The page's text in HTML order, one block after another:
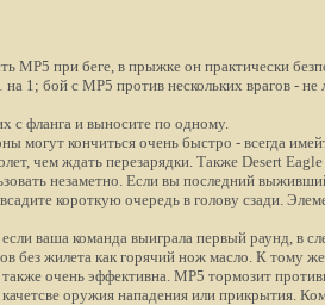
МР5 при беге, в прыжке он практически
на 1; бой с MP5 против нескольких врагов -
с фланга и выносите по одному.
могут кончиться очень быстро - всегда
чем ждать перезарядки. Также Desert
незаметно. Если вы последний
короткую очередь в голову сзади.
ваша команда выиграла первый раунд, в
без жилета как горячий нож масло. К тому
очень эффективна. MP5 тормозит
оружия нападения или прикрытия.